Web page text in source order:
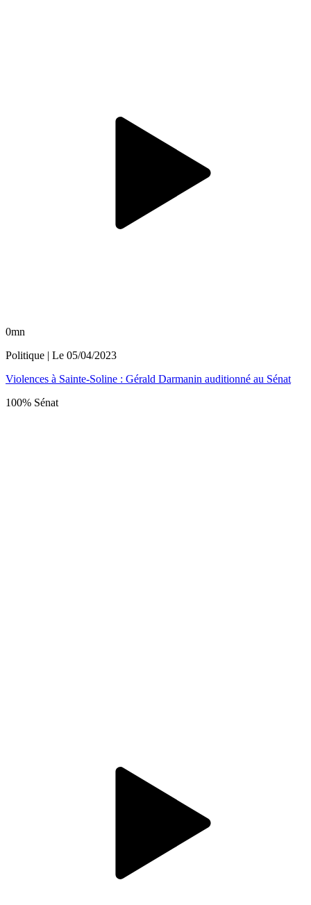
0mn
Politique | Le 05/04/2023
Violences à Sainte-Soline : Gérald Darmanin auditionné au Sénat
100% Sénat